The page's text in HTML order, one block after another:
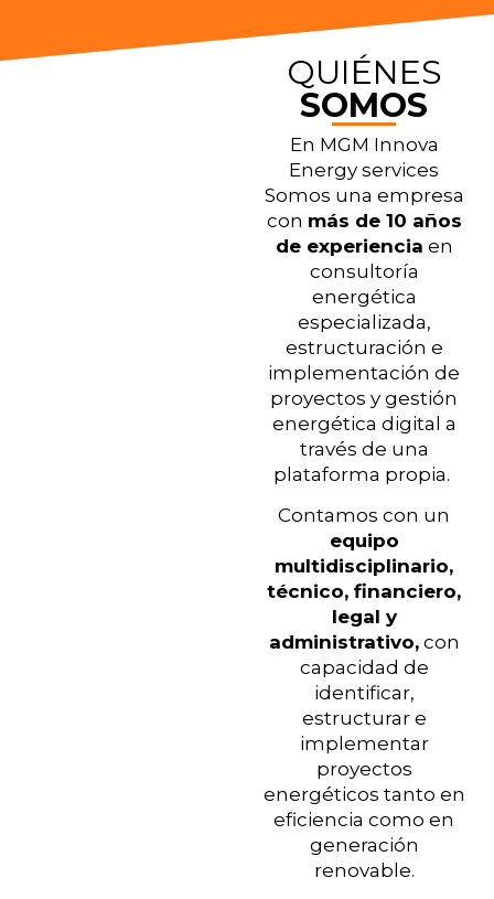
QUIÉNES
SOMOS
En MGM Innova
Energy services
Somos una empresa
con más de 10 años
de experiencia en
consultoría
energética
especializada,
estructuración e
implementación de
proyectos y gestión
energética digital a
través de una
plataforma propia.
Contamos con un
equipo
multidisciplinario,
técnico, financiero,
legal y
administrativo,con
capacidad de
identificar,
estructurar e
implementar
proyectos
energéticos tanto en
eficiencia como en
generación
renovable.